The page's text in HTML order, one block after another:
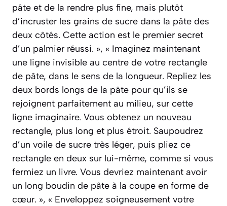
pâte et de la rendre plus fine, mais plutôt
d’incruster les grains de sucre dans la pâte des
deux côtés. Cette action est le premier secret
d’un palmier réussi. », « Imaginez maintenant
une ligne invisible au centre de votre rectangle
de pâte, dans le sens de la longueur. Repliez les
deux bords longs de la pâte pour qu’ils se
rejoignent parfaitement au milieu, sur cette
ligne imaginaire. Vous obtenez un nouveau
rectangle, plus long et plus étroit. Saupoudrez
d’un voile de sucre très léger, puis pliez ce
rectangle en deux sur lui-même, comme si vous
fermiez un livre. Vous devriez maintenant avoir
un long boudin de pâte à la coupe en forme de
cœur. », « Enveloppez soigneusement votre